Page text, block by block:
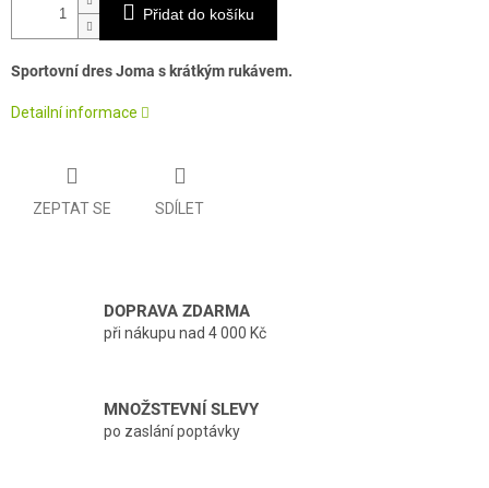
Přidat do košíku
Sportovní dres Joma s krátkým rukávem.
Detailní informace
ZEPTAT SE SDÍLET
DOPRAVA ZDARMA
při nákupu nad 4 000 Kč
MNOŽSTEVNÍ SLEVY
po zaslání poptávky